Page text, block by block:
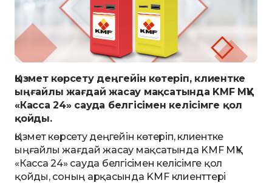
Қызмет көрсету деңгейін көтеріп, клиентке
ыңғайлы жағдай жасау мақсатында KMF МҚҰ
«Касса 24» сауда белгісімен келісімге қол
қойды.
Қызмет көрсету деңгейін көтеріп, клиентке
ыңғайлы жағдай жасау мақсатында KMF МҚҰ
«Касса 24» сауда белгісімен келісімге қол
қойды, соның арқасында KMF клиенттері